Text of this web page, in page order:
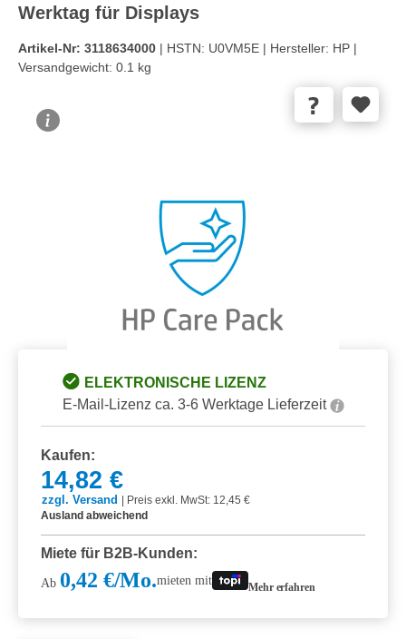
Werktag für Displays
Artikel-Nr: 3118634000 | HSTN: U0VM5E | Hersteller: HP |
Versandgewicht: 0.1 kg
ELEKTRONISCHE LIZENZ
E-Mail-Lizenz ca. 3-6 Werktage Lieferzeit
Kaufen:
14,82 €
zzgl. Versand
Preis exkl. MwSt: 12,45 €
Ausland abweichend
Miete für B2B-Kunden:
Ab 0,42 €/Mo.mieten mit Mehr erfahren